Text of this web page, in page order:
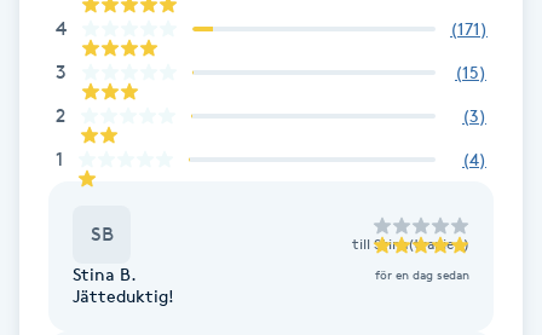
Fransk manikyr
Fransrengöring
Frekvensterapi
Friskvård
Friskvårdsmassage
4 (171)
3 (15)
2 (3)
1 (4)
SB till Stina(traniee)
Stina B. för en dag sedan
Jätteduktig!